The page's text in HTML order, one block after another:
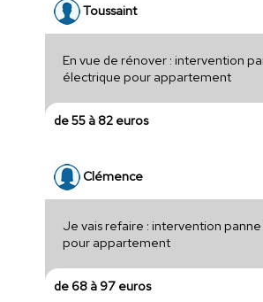
Toussaint
En vue de rénover : intervention
électrique pour appartement
de 55 à 82 euros
Clémence
Je vais refaire : intervention
pour appartement
de 68 à 97 euros